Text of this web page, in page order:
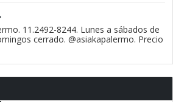
11.2492-8244. Lunes a sábados de
cerrado. @asiakapalermo. Precio